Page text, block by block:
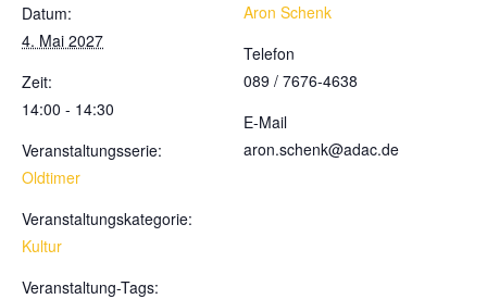
Datum:
4. Mai 2027
Zeit:
14:00 - 14:30
Veranstaltungsserie:
Oldtimer
Veranstaltungskategorie:
Kultur
Veranstaltung-Tags:
Aron Schenk
Telefon
089 / 7676-4638
E-Mail
aron.schenk@adac.de